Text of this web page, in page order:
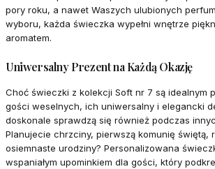
pory roku, a nawet Waszych ulubionych
wyboru, każda świeczka wypełni wnętrze
aromatem.
Uniwersalny Prezent na Każdą Okazję
Choć świeczki z kolekcji Soft nr 7 są idealnym
gości weselnych, ich uniwersalny i elegancki
doskonale sprawdzą się również podczas
Planujecie chrzciny, pierwszą komunię świętą,
osiemnaste urodziny? Personalizowana
wspaniałym upominkiem dla gości, który